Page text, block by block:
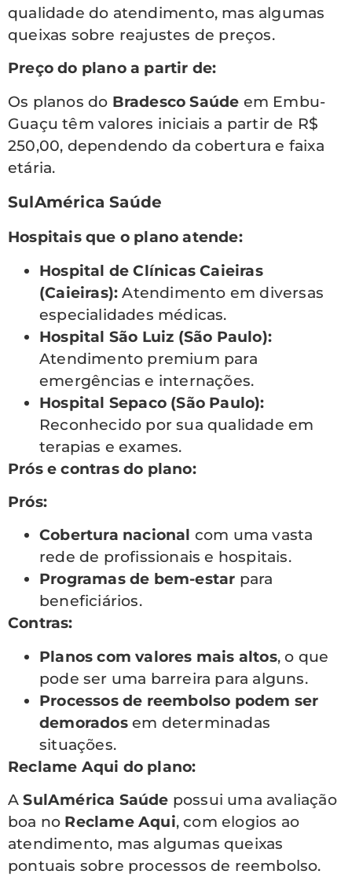
qualidade do atendimento, mas algumas
queixas sobre reajustes de preços.
Preço do plano a partir de:
Os planos do Bradesco Saúde em Embu-
Guaçu têm valores iniciais a partir de R$
250,00, dependendo da cobertura e faixa
etária.
SulAmérica Saúde
Hospitais que o plano atende:
Hospital de Clínicas Caieiras
(Caieiras): Atendimento em diversas
especialidades médicas.
Hospital São Luiz (São Paulo):
Atendimento premium para
emergências e internações.
Hospital Sepaco (São Paulo):
Reconhecido por sua qualidade em
terapias e exames.
Prós e contras do plano:
Prós:
Cobertura nacional com uma vasta
rede de profissionais e hospitais.
Programas de bem-estar para
beneficiários.
Contras:
Planos com valores mais altos, o que
pode ser uma barreira para alguns.
Processos de reembolso podem ser
demoradosem determinadas
situações.
Reclame Aqui do plano:
ASulAmérica Saúde possui uma avaliação
boa no Reclame Aqui, com elogios ao
atendimento, mas algumas queixas
pontuais sobre processos de reembolso.